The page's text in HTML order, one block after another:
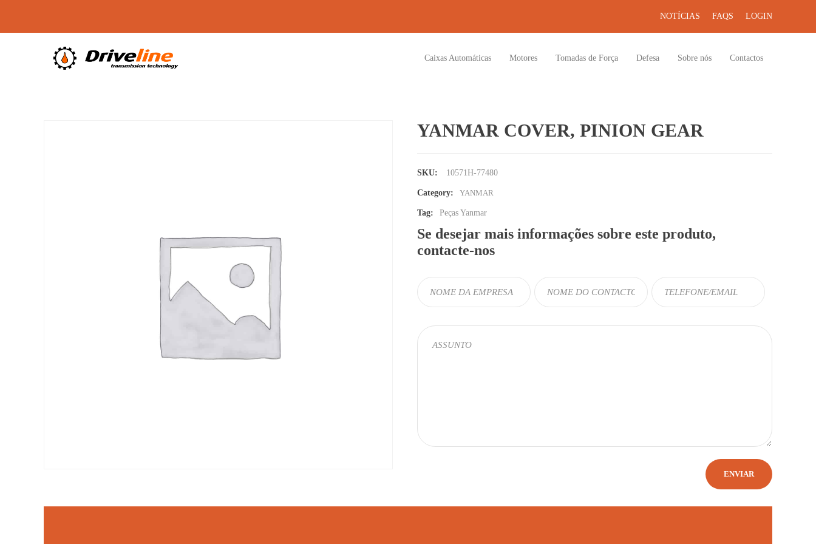
NOTÍCIAS FAQS LOGIN
Caixas Automáticas Motores Tomadas de Força Defesa Sobre nós Contactos
YANMAR COVER, PINION GEAR
SKU: 10571H-77480
Category: YANMAR
Tag: Peças Yanmar
Se desejar mais informações sobre este produto,
contacte-nos